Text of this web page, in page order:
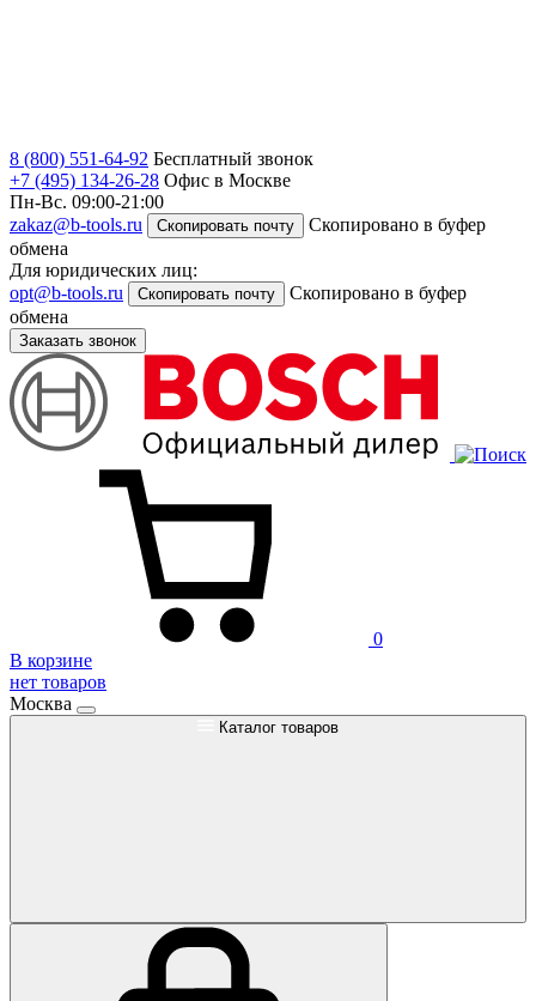
8 (800) 551-64-92 Бесплатный звонок
+7 (495) 134-26-28 Офис в Москве
Пн-Вс. 09:00-21:00
zakaz@b-tools.ru
Скопировать почту
Скопировано в буфер
обмена
Для юридических лиц:
opt@b-tools.ru
Скопировать почту
Скопировано в буфер
обмена
Заказать звонок
0
В корзине
нет товаров
Москва
Каталог товаров